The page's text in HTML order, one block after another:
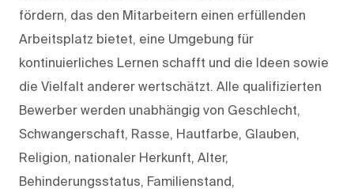
fördern, das den Mitarbeitern einen erfüllenden
Arbeitsplatz bietet, eine Umgebung für
kontinuierliches Lernen schafft und die Ideen sowie
die Vielfalt anderer wertschätzt. Alle qualifizierten
Bewerber werden unabhängig von Geschlecht,
Schwangerschaft, Rasse, Hautfarbe, Glauben,
Religion, nationaler Herkunft, Alter,
Behinderungsstatus, Familienstand,